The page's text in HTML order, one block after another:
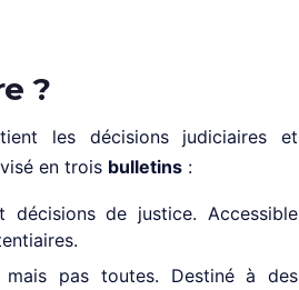
?
les décisions judiciaires et
en trois bulletins :
de justice. Accessible
pas toutes. Destiné à des